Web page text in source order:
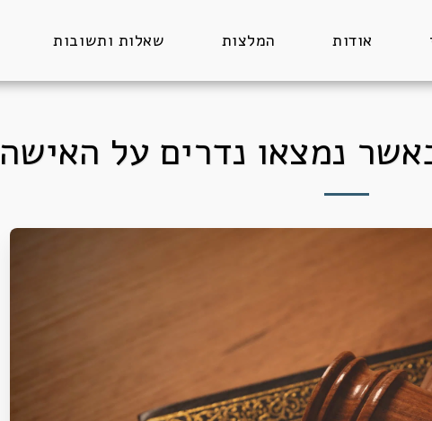
אודות המלצות שאלות ותשובות
נמצאו נדרים על האישה